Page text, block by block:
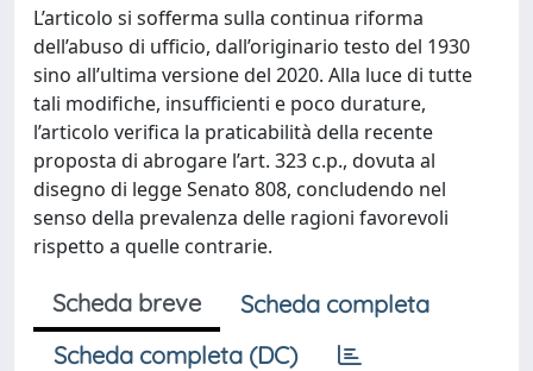
L’articolo si sofferma sulla continua riforma
dell’abuso di ufficio, dall’originario testo del 1930
sino all’ultima versione del 2020. Alla luce di tutte
tali modifiche, insufficienti e poco durature,
l’articolo verifica la praticabilità della recente
proposta di abrogare l’art. 323 c.p., dovuta al
disegno di legge Senato 808, concludendo nel
senso della prevalenza delle ragioni favorevoli
rispetto a quelle contrarie.
Scheda breve
Scheda completa
Scheda completa (DC)